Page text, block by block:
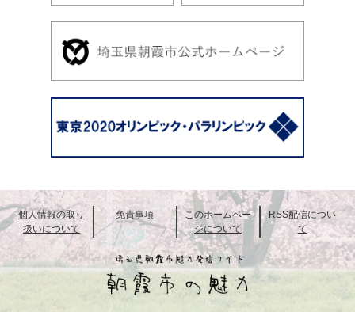
個人情報の取り
扱いについて
免責事項
このホームペー
ジについて
RSS配信につい
て